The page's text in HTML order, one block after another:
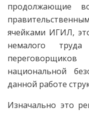
продолжающие
ячейками ИГИЛ,
немалого труда
национальной
данной работе
Изначально это